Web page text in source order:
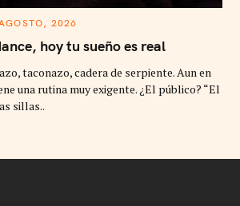
2026
hoy tu sueño es real
taconazo, cadera de serpiente. Aun en
una rutina muy exigente. ¿El público? “El
sillas..